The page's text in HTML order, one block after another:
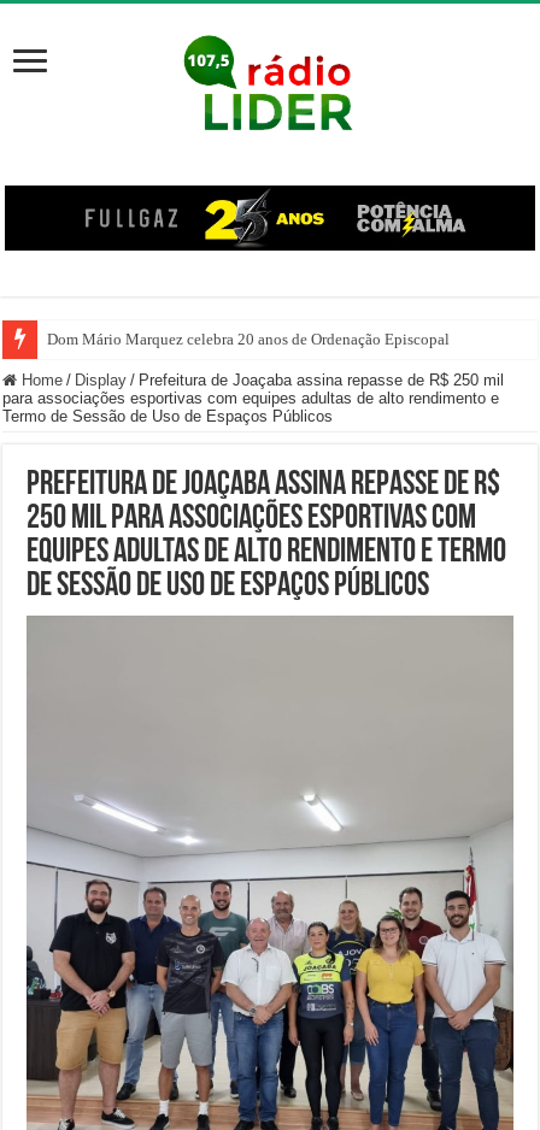
Dom Mário Marquez celebra 20 anos de Ordenação Episcopal
Home / Display / Prefeitura de Joaçaba assina repasse de R$ 250 mil
para associações esportivas com equipes adultas de alto rendimento e
Termo de Sessão de Uso de Espaços Públicos
Prefeitura de Joaçaba assina repasse de R$
250 mil para associações esportivas com
equipes adultas de alto rendimento e Termo
de Sessão de Uso de Espaços Públicos